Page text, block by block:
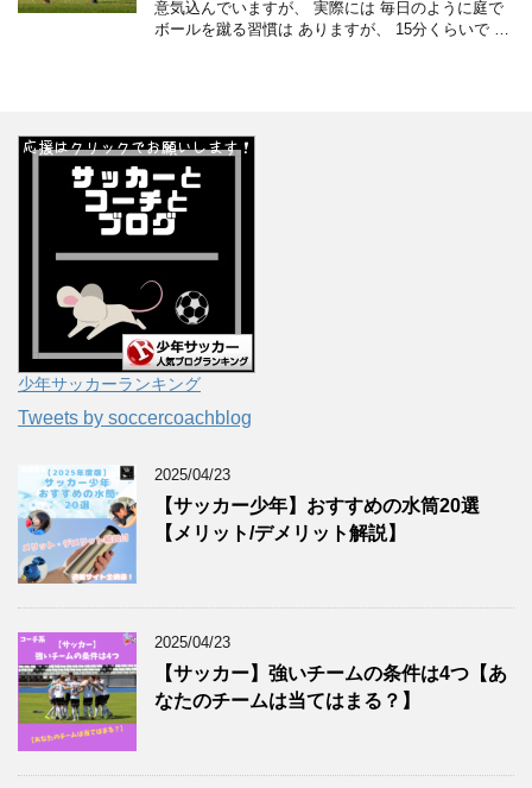
意気込んでいますが、 実際には 毎日のように庭で
ボールを蹴る習慣は ありますが、 15分くらいで …
少年サッカーランキング
Tweets by soccercoachblog
2025/04/23
【サッカー少年】おすすめの水筒20選
【メリット/デメリット解説】
2025/04/23
【サッカー】強いチームの条件は4つ【あ
なたのチームは当てはまる？】